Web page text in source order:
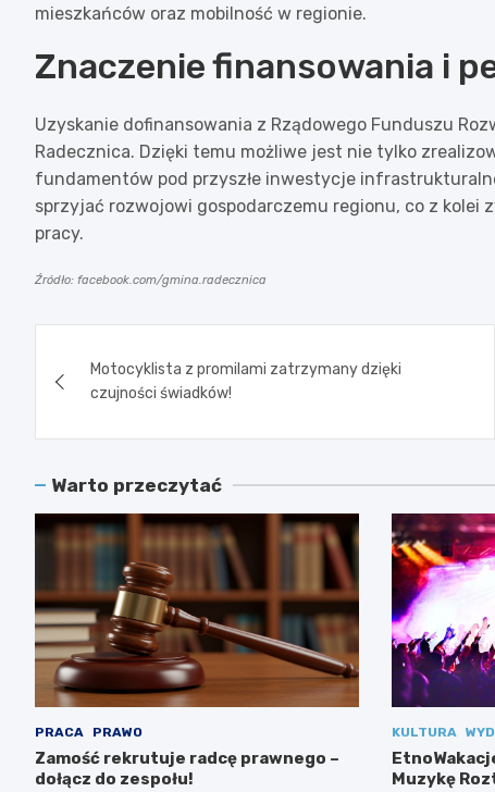
mieszkańców oraz mobilność w regionie.
Znaczenie finansowania i
Uzyskanie dofinansowania z Rządowego Funduszu
Radecznica. Dzięki temu możliwe jest nie tylko
fundamentów pod przyszłe inwestycje
sprzyjać rozwojowi gospodarczemu regionu, co z kolei
pracy.
Źródło: facebook.com/gmina.radecznica
wpisuMotocyklista z promilami zatrzymany dzięki
czujności świadków!
Warto przeczytać
PRACA PRAWO
Zamość rekrutuje radcę prawnego –
dołącz do zespołu!
KULTURA
Muzykę